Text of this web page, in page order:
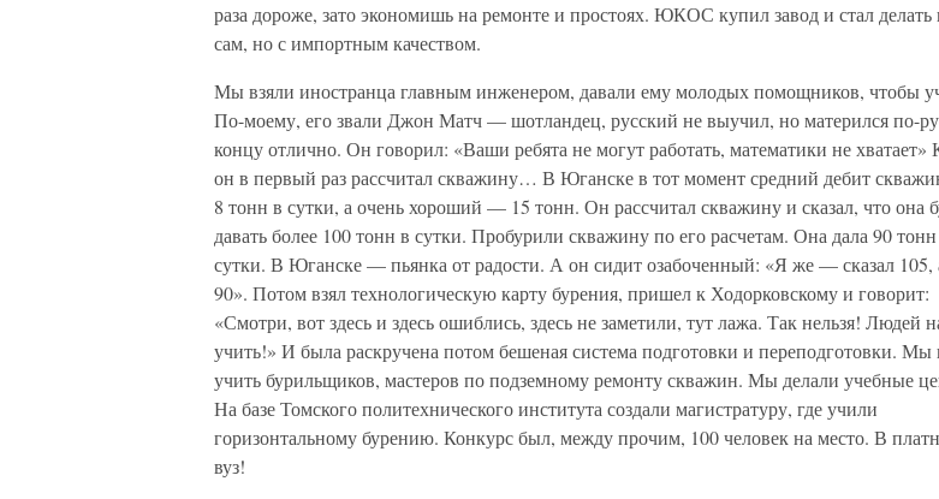
раза дороже, зато экономишь на ремонте и простоях. ЮКОС купил завод и стал делать
сам, но с импортным качеством.
Мы взяли иностранца главным инженером, давали ему молодых помощников, чтобы
По-моему, его звали Джон Матч — шотландец, русский не выучил, но матерился по-
концу отлично. Он говорил: «Ваши ребята не могут работать, математики не хватает»
он в первый раз рассчитал скважину… В Юганске в тот момент средний дебит
8 тонн в сутки, а очень хороший — 15 тонн. Он рассчитал скважину и сказал, что она
давать более 100 тонн в сутки. Пробурили скважину по его расчетам. Она дала 90
сутки. В Юганске — пьянка от радости. А он сидит озабоченный: «Я же — сказал 105,
90». Потом взял технологическую карту бурения, пришел к Ходорковскому и говорит:
«Смотри, вот здесь и здесь ошиблись, здесь не заметили, тут лажа. Так нельзя! Людей
учить!» И была раскручена потом бешеная система подготовки и переподготовки. Мы
учить бурильщиков, мастеров по подземному ремонту скважин. Мы делали учебные
На базе Томского политехнического института создали магистратуру, где учили
горизонтальному бурению. Конкурс был, между прочим, 100 человек на место. В
вуз!